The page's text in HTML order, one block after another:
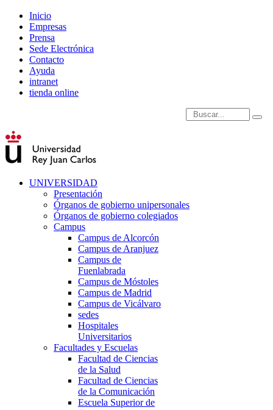
Inicio
Empresas
Prensa
Sede Electrónica
Contacto
Ayuda
intranet
tienda online
Introduce términos de
UNIVERSIDAD
Presentación
Órganos de gobierno unipersonales
Órganos de gobierno colegiados
Campus
Campus de Alcorcón
Campus de Aranjuez
Campus de
Fuenlabrada
Campus de Móstoles
Campus de Madrid
Campus de Vicálvaro
sedes
Hospitales
Universitarios
Facultades y Escuelas
Facultad de Ciencias
de la Salud
Facultad de Ciencias
de la Comunicación
Escuela Superior de